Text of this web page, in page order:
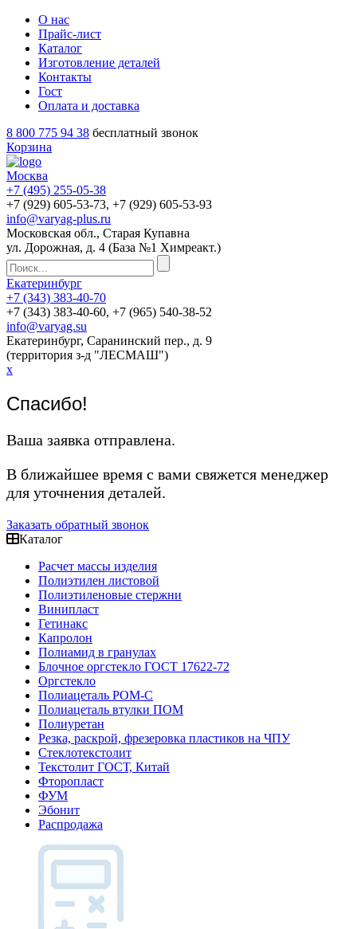
О нас
Прайс-лист
Каталог
Изготовление деталей
Контакты
Гост
Оплата и доставка
8 800 775 94 38 бесплатный звонок
Корзина
Москва
+7 (495) 255-05-38
+7 (929) 605-53-73, +7 (929) 605-53-93
info@varyag-plus.ru
Московская обл., Старая Купавна
ул. Дорожная, д. 4 (База №1 Химреакт.)
Екатеринбург
+7 (343) 383-40-70
+7 (343) 383-40-60, +7 (965) 540-38-52
info@varyag.su
Екатеринбург, Саранинский пер., д. 9
(территория з-д "ЛЕСМАШ")
x
Спасибо!
Ваша заявка отправлена.
В ближайшее время с вами свяжется менеджер
для уточнения деталей.
Заказать обратный звонок
Каталог
Расчет массы изделия
Полиэтилен листовой
Полиэтиленовые стержни
Винипласт
Гетинакс
Капролон
Полиамид в гранулах
Блочное оргстекло ГОСТ 17622-72
Оргстекло
Полиацеталь POM-C
Полиацеталь втулки ПОМ
Полиуретан
Резка, раскрой, фрезеровка пластиков на ЧПУ
Стеклотекстолит
Текстолит ГОСТ, Китай
Фторопласт
ФУМ
Эбонит
Распродажа